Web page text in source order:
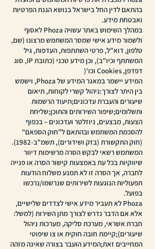
בהתאם לדין החל בישראל בנושא הגנת הפרטיות
ואבטחת מידע.
במהלך השימוש באתר עשויה Phoza לאסוף
ולשמור מידע אישי שמסר המשתמש מרצונו (שם,
טלפון, דוא"ל, פרטי השתתפות, העדפות, גיל
המשתתף וכיו"ב), וכן מידע טכני (כתובת IP, סוג
דפדפן, Cookies וכו'(
המידע יישמר במאגר המידע של Phoza, וישמש
בין היתר לצורך:ניהול קשרי לקוחות, תיאום
שיעורים והעברת עדכונים;תיעוד הרשמות
ותשלומים;שיפור השירותים והתוכן;שליחת
הצעות, מבצעים, ניוזלטר ועדכונים – בכפוף
להסכמת המשתמש ובהתאם ל"חוק הספאם"
(חוק התקשורת (בזק ושידורים), תשמ"ב-1982).
המשתמש רשאי לבקש הסרה מרשימות דיוור
שיווקיות בכל עת באמצעות קישור הסרה או פנייה
לחברה, אך הסרה זו לא תמנע משלוח הודעות
תפעוליות הנוגעות לשירותים שנרשמו/נרכשו
בפועל.
Phoza לא תעביר מידע אישי לצדדים שלישיים,
אלא אם הדבר נדרש לצורך מתן השירות (למשל:
חברת אשראי, מערכת סליקה, מערכות ניהול
שיעורים);קיימת חובה חוקית או צו שיפוטי
המחייבים זאת;המידע הועבר בצורה שאינה מזהה